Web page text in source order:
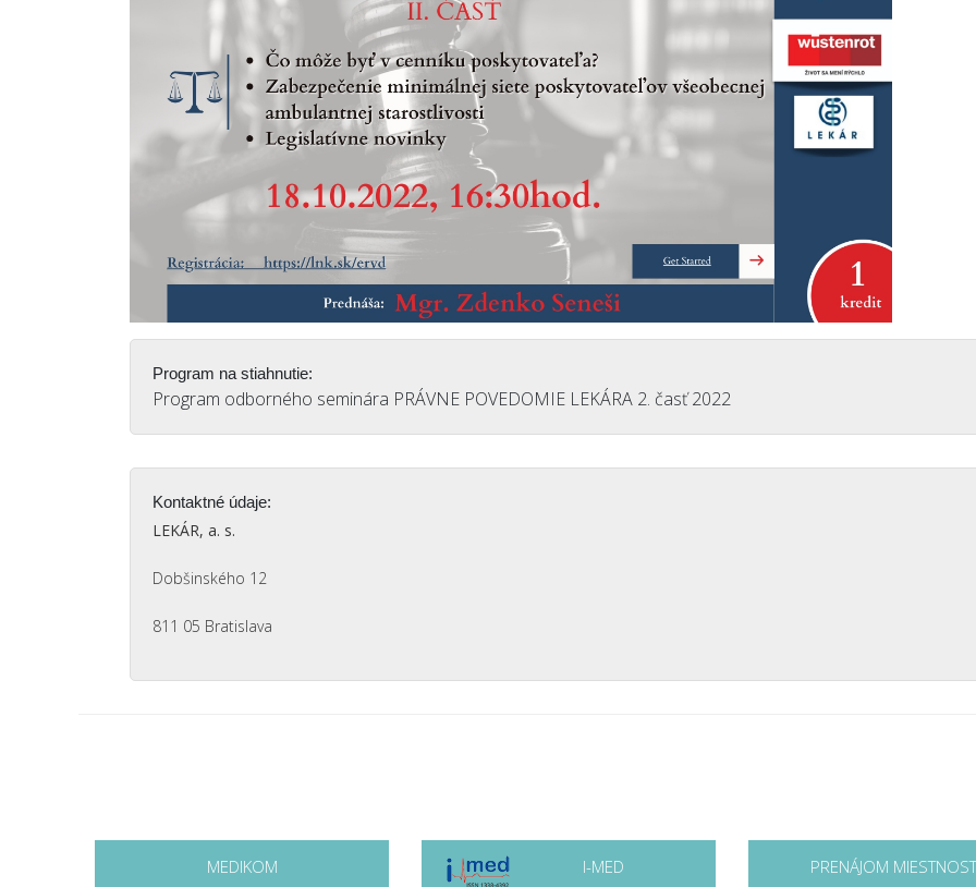
Program na stiahnutie:
Program odborného seminára PRÁVNE POVEDOMIE LEKÁRA 2. časť 2022
Kontaktné údaje:
LEKÁR, a. s.
Dobšinského 12
811 05 Bratislava
MEDIKOM I-MED PRENÁJOM